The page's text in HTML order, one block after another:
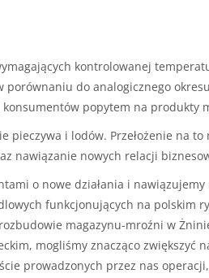
kontrolowanej
do analogicznego
popytem na produkty
pieczywa i lodów. Przełożenie na to
nawiązanie nowych relacji
o nowe działania i nawiązujemy
funkcjonujących na polskim
magazynu-mroźni w
mogliśmy znacząco zwiększyć
prowadzonych przez nas